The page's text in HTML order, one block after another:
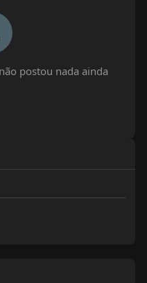
postou nada ainda